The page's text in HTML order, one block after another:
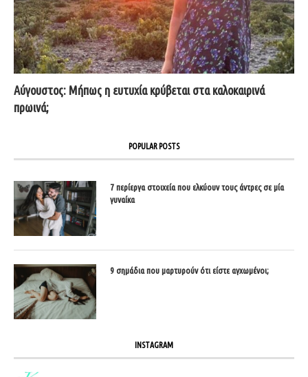
Αύγουστος: Μήπως η ευτυχία κρύβεται στα καλοκαιρινά
πρωινά;
POPULAR POSTS
7 περίεργα στοιχεία που ελκύουν τους άντρες σε μία
γυναίκα
9 σημάδια που μαρτυρούν ότι είστε αγχωμένοι;
INSTAGRAM